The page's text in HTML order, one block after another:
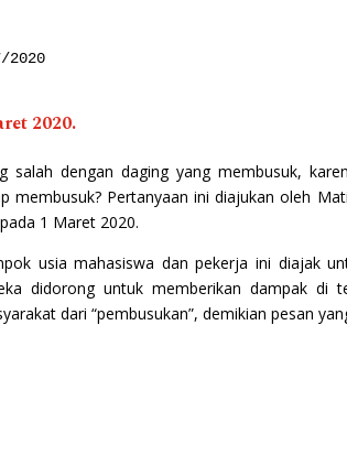
2020
2020.
salah dengan daging yang membusuk,
membusuk? Pertanyaan ini diajukan oleh
1 Maret 2020.
usia mahasiswa dan pekerja ini diajak
didorong untuk memberikan dampak di
dari “pembusukan”, demikian pesan